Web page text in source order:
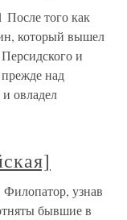
После того как
который вышел
и
над
овладел
Филопатор, узнав
бывшие в